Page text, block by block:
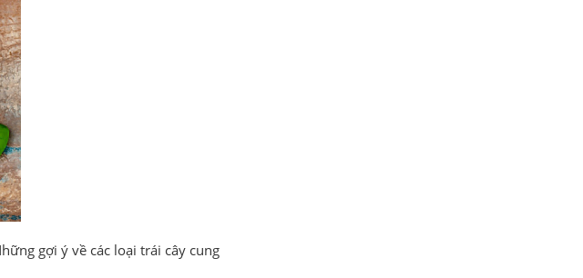
gợi ý về các loại trái cây cung